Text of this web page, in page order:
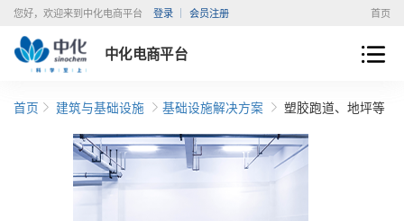
首页
您好，欢迎来到中化电商平台 登录 会员注册
中化电商平台
首页 建筑与基础设施 基础设施解决方案 塑胶跑道、地坪等